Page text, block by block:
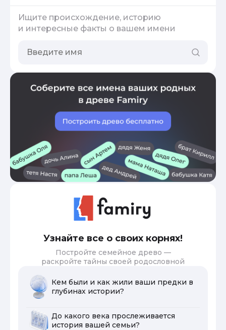
Ищите происхождение, историю
и интересные факты о вашем имени
Узнайте все о своих корнях!
Постройте семейное древо —
раскройте тайны своей родословной
Кем были и как жили ваши предки в
глубинах истории?
До какого века прослеживается
история вашей семьи?